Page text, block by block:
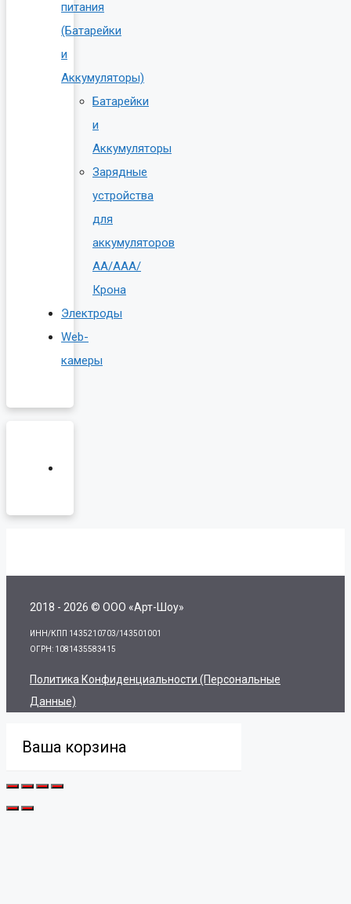
питания
(Батарейки
и
Аккумуляторы)
Батарейки
и
Аккумуляторы
Зарядные
устройства
для
аккумуляторов
AA/AAA/
Крона
Электроды
Web-
камеры
2018 - 2026 © ООО «Арт-Шоу»
ИНН/КПП 1435210703/143501001
ОГРН: 1081435583415
Политика Конфиденциальности (персональные
Данные)
Ваша корзина